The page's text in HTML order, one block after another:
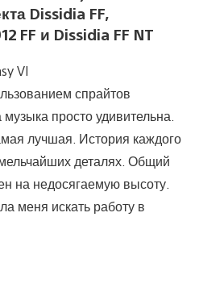
Dissidia FF,
FF и Dissidia FF NT
VI
спрайтов
просто удивительна.
лучшая. История каждого
деталях. Общий
на недосягаемую высоту.
меня искать работу в